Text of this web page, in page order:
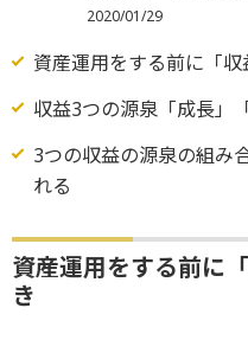
2020/01/29
資産運用をする前に「
収益3つの源泉「成長」
3つの収益の源泉の組み
れる
資産運用をする前に
き